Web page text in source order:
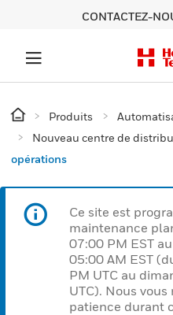
CONTACTEZ-
Produits
Nouveau centre de
opérations
Ce site est
maintenance
07:00 PM EST
05:00 AM EST
PM UTC au
UTC). Nous
patience durant